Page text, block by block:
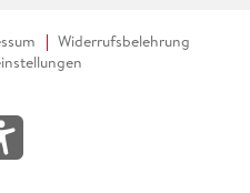
Widerrufsbelehrung